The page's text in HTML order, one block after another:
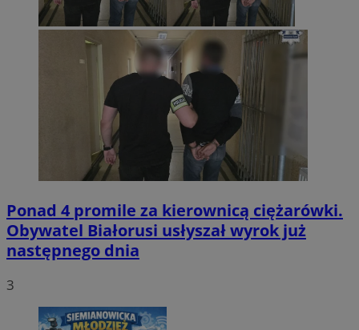
Ponad 4 promile za kierownicą ciężarówki.
Obywatel Białorusi usłyszał wyrok już
następnego dnia
3